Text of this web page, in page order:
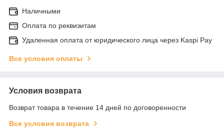
Наличными
Оплата по реквизитам
Удаленная оплата от юридического лица через Kaspi Pay
Все условия оплаты
Условия возврата
Возврат товара в течение 14 дней по договоренности
Все условия возврата